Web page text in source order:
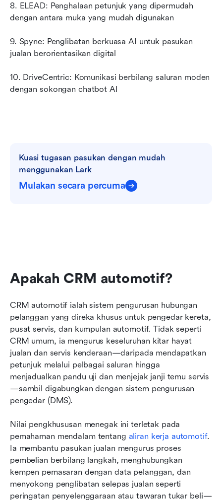
8. ELEAD: Penghalaan petunjuk yang dipermudah
dengan antara muka yang mudah digunakan
9. Spyne: Penglibatan berkuasa AI untuk pasukan
jualan berorientasikan digital
10. DriveCentric: Komunikasi berbilang saluran moden
dengan sokongan chatbot AI
Kuasi tugasan pasukan dengan mudah
menggunakan Lark
Mulakan secara percuma
Apakah CRM automotif?
CRM automotif ialah sistem pengurusan hubungan
pelanggan yang direka khusus untuk pengedar kereta,
pusat servis, dan kumpulan automotif. Tidak seperti
CRM umum, ia mengurus keseluruhan kitar hayat
jualan dan servis kenderaan—daripada mendapatkan
petunjuk melalui pelbagai saluran hingga
menjadualkan pandu uji dan menjejak janji temu servis
—sambil digabungkan dengan sistem pengurusan
pengedar (DMS).
Nilai pengkhususan menegak ini terletak pada
pemahaman mendalam tentang aliran kerja automotif.
Ia membantu pasukan jualan mengurus proses
pembelian berbilang langkah, menghubungkan
kempen pemasaran dengan data pelanggan, dan
menyokong penglibatan selepas jualan seperti
peringatan penyelenggaraan atau tawaran tukar beli—